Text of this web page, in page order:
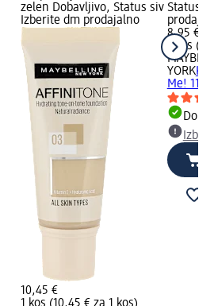
zelen Dobavljivo, Status siv
Izberite dm prodajalno
10,45 €
Status
8,95 €
1 kos
YORK
Me! 115